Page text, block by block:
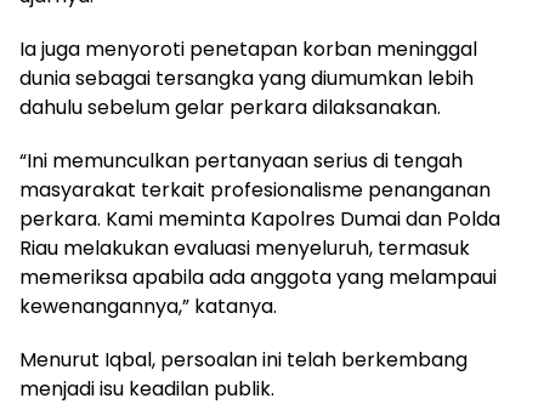
Ia juga menyoroti penetapan korban meninggal
dunia sebagai tersangka yang diumumkan lebih
dahulu sebelum gelar perkara dilaksanakan.
“Ini memunculkan pertanyaan serius di tengah
masyarakat terkait profesionalisme penanganan
perkara. Kami meminta Kapolres Dumai dan Polda
Riau melakukan evaluasi menyeluruh, termasuk
memeriksa apabila ada anggota yang melampaui
kewenangannya,” katanya.
Menurut Iqbal, persoalan ini telah berkembang
menjadi isu keadilan publik.